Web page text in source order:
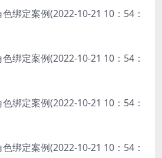
绑定案例(2022-10-21 10：54：
绑定案例(2022-10-21 10：54：
绑定案例(2022-10-21 10：54：
绑定案例(2022-10-21 10：54：